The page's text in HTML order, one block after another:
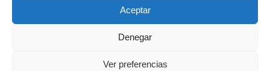
Aceptar
Denegar
Ver preferencias